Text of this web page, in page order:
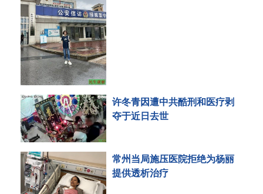
许冬青因遭中共酷刑和医疗剥
夺于近日去世
常州当局施压医院拒绝为杨丽
提供透析治疗